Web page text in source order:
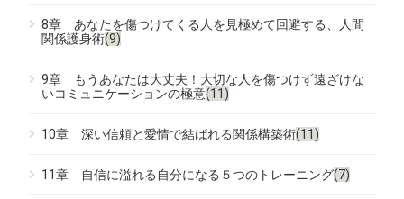
8章 あなたを傷つけてくる人を見極めて回避する、人間
関係護身術(9)
9章 もうあなたは大丈夫！大切な人を傷つけず遠ざけな
いコミュニケーションの極意(11)
10章 深い信頼と愛情で結ばれる関係構築術(11)
11章 自信に溢れる自分になる５つのトレーニング(7)